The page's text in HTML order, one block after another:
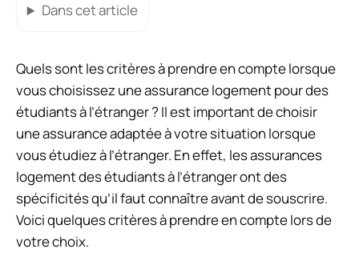
Dans cet article
Quels sont les critères à prendre en compte lorsque
vous choisissez une assurance logement pour des
étudiants à l’étranger ? Il est important de choisir
une assurance adaptée à votre situation lorsque
vous étudiez à l’étranger. En effet, les assurances
logement des étudiants à l’étranger ont des
spécificités qu’il faut connaître avant de souscrire.
Voici quelques critères à prendre en compte lors de
votre choix.